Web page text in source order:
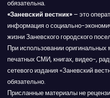
обязательна.
«Заневский вестник» – это
информация о социально-
жизни Заневского городского
При использовании оригинальных
печатных СМИ, книгах, видео-,
сетевого издания «Заневский
обязательно.
Присланные материалы не